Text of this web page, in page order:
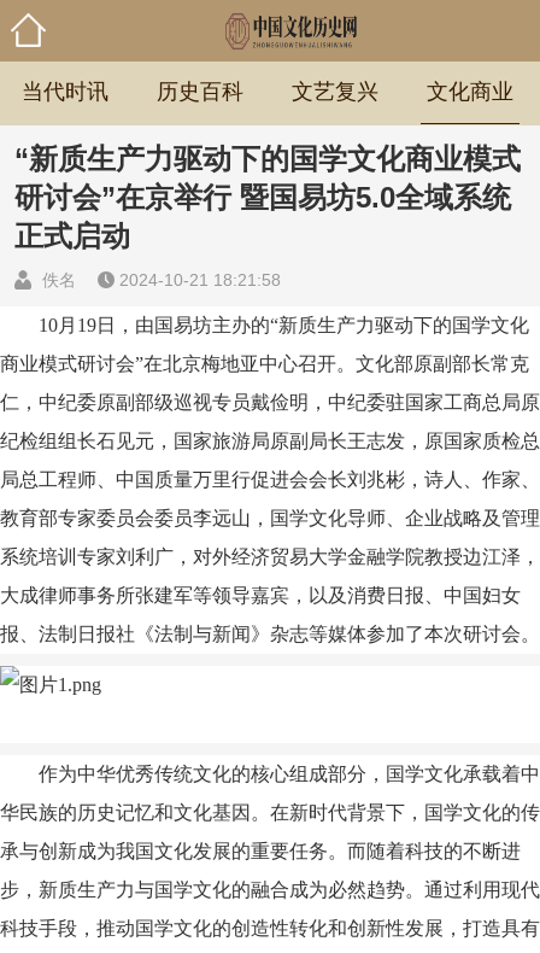
当代时讯 历史百科 文艺复兴 文化商业
“新质生产力驱动下的国学文化商业模式
研讨会”在京举行 暨国易坊5.0全域系统
正式启动
佚名 2024-10-21 18:21:58
10月19日，由国易坊主办的“新质生产力驱动下的国学文化
商业模式研讨会”在北京梅地亚中心召开。文化部原副部长常克
仁，中纪委原副部级巡视专员戴俭明，中纪委驻国家工商总局原
纪检组组长石见元，国家旅游局原副局长王志发，原国家质检总
局总工程师、中国质量万里行促进会会长刘兆彬，诗人、作家、
教育部专家委员会委员李远山，国学文化导师、企业战略及管理
系统培训专家刘利广 ，对外经济贸易大学金融学院教授边江泽，
大成律师事务所张建军等领导嘉宾，以及消费日报、中国妇女
报、法制日报社《法制与新闻》杂志等媒体参加了本次研讨会。
作为中华优秀传统文化的核心组成部分，国学文化承载着中
华民族的历史记忆和文化基因。在新时代背景下，国学文化的传
承与创新成为我国文化发展的重要任务。而随着科技的不断进
步，新质生产力与国学文化的融合成为必然趋势。通过利用现代
科技手段，推动国学文化的创造性转化和创新性发展，打造具有